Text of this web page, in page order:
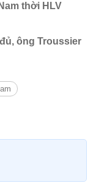
thời HLV
ông Troussier